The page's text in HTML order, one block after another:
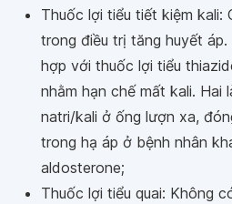
Thuốc lợi tiểu tiết kiệm kali:
trong điều trị tăng huyết
hợp với thuốc lợi tiểu
nhằm hạn chế mất kali. Hai
natri/kali ở ống lượn xa,
trong hạ áp ở bệnh nhân
aldosterone;
Thuốc lợi tiểu quai: Không